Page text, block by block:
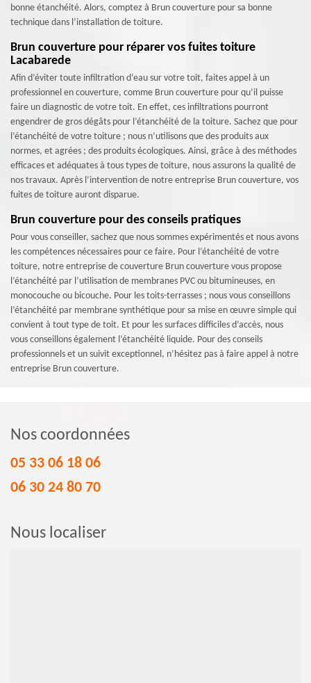
bonne étanchéité. Alors, comptez à Brun couverture pour sa bonne
technique dans l’installation de toiture.
Brun couverture pour réparer vos fuites toiture
Lacabarede
Afin d’éviter toute infiltration d’eau sur votre toit, faites appel à un
professionnel en couverture, comme Brun couverture pour qu’il puisse
faire un diagnostic de votre toit. En effet, ces infiltrations pourront
engendrer de gros dégâts pour l’étanchéité de la toiture. Sachez que pour
l’étanchéité de votre toiture ; nous n’utilisons que des produits aux
normes, et agrées ; des produits écologiques. Ainsi, grâce à des méthodes
efficaces et adéquates à tous types de toiture, nous assurons la qualité de
nos travaux. Après l’intervention de notre entreprise Brun couverture, vos
fuites de toiture auront disparue.
Brun couverture pour des conseils pratiques
Pour vous conseiller, sachez que nous sommes expérimentés et nous avons
les compétences nécessaires pour ce faire. Pour l’étanchéité de votre
toiture, notre entreprise de couverture Brun couverture vous propose
l’étanchéité par l’utilisation de membranes PVC ou bitumineuses, en
monocouche ou bicouche. Pour les toits-terrasses ; nous vous conseillons
l’étanchéité par membrane synthétique pour sa mise en œuvre simple qui
convient à tout type de toit. Et pour les surfaces difficiles d’accès, nous
vous conseillons également l’étanchéité liquide. Pour des conseils
professionnels et un suivit exceptionnel, n’hésitez pas à faire appel à notre
entreprise Brun couverture.
Nos coordonnées
05 33 06 18 06
06 30 24 80 70
Nous localiser